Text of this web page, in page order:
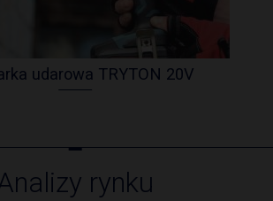
udarowa TRYTON 20V
rynku